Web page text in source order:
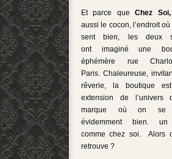
Et parce que Chez Soi,
aussi le cocon, l’endroit où
sent bien, les deux
ont imaginé une
éphémère rue
Paris. Chaleureuse,
rêverie, la boutique
extension de l’univers
marque où on se
évidemment bien.
comme chez soi. Alors
retrouve ?